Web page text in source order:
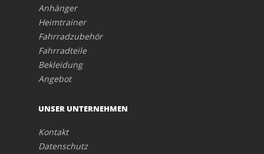
Anhänger
Heimtrainer
Fahrradzubehör
Fahrradteile
Bekleidung
Angebot
UNSER UNTERNEHMEN
Kontakt
Datenschutz